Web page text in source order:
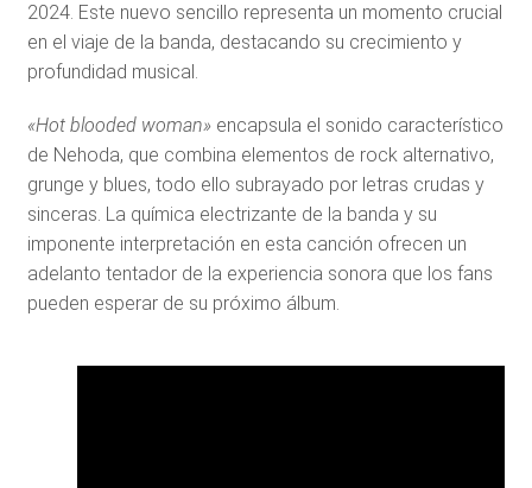
2024. Este nuevo sencillo representa un momento crucial
en el viaje de la banda, destacando su crecimiento y
profundidad musical.
«Hot blooded woman»encapsula el sonido característico
de Nehoda, que combina elementos de rock alternativo,
grunge y blues, todo ello subrayado por letras crudas y
sinceras. La química electrizante de la banda y su
imponente interpretación en esta canción ofrecen un
adelanto tentador de la experiencia sonora que los fans
pueden esperar de su próximo álbum.